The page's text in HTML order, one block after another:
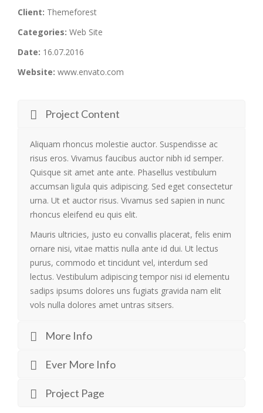
Client: Themeforest
Categories: Web Site
Date: 16.07.2016
Website: www.envato.com
Project Content
Aliquam rhoncus molestie auctor. Suspendisse ac
risus eros. Vivamus faucibus auctor nibh id semper.
Quisque sit amet ante ante. Phasellus vestibulum
accumsan ligula quis adipiscing. Sed eget consectetur
urna. Ut et auctor risus. Vivamus sed sapien in nunc
rhoncus eleifend eu quis elit.
Mauris ultricies, justo eu convallis placerat, felis enim
ornare nisi, vitae mattis nulla ante id dui. Ut lectus
purus, commodo et tincidunt vel, interdum sed
lectus. Vestibulum adipiscing tempor nisi id elementu
sadips ipsums dolores uns fugiats gravida nam elit
vols nulla dolores amet untras sitsers.
More Info
Ever More Info
Project Page